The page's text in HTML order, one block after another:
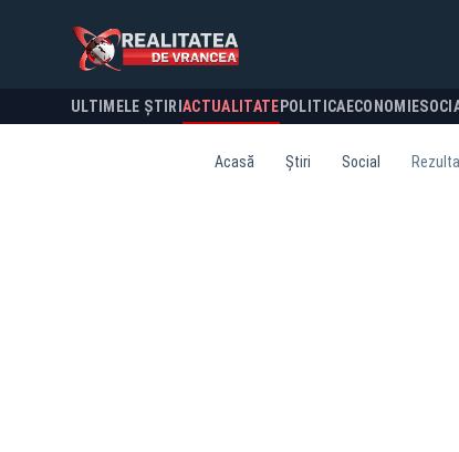
ULTIMELE ȘTIRI ACTUALITATE POLITICA ECONOMIE
Acasă Știri Social